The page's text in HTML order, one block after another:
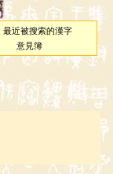
最近被搜索的漢字
意見簿